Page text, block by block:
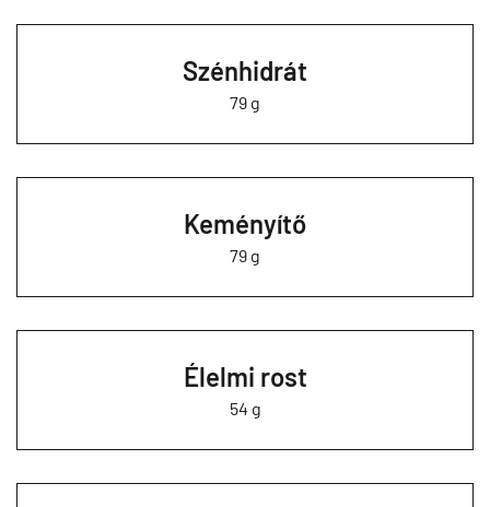
Szénhidrát
79 g
Keményítő
79 g
Élelmi rost
54 g